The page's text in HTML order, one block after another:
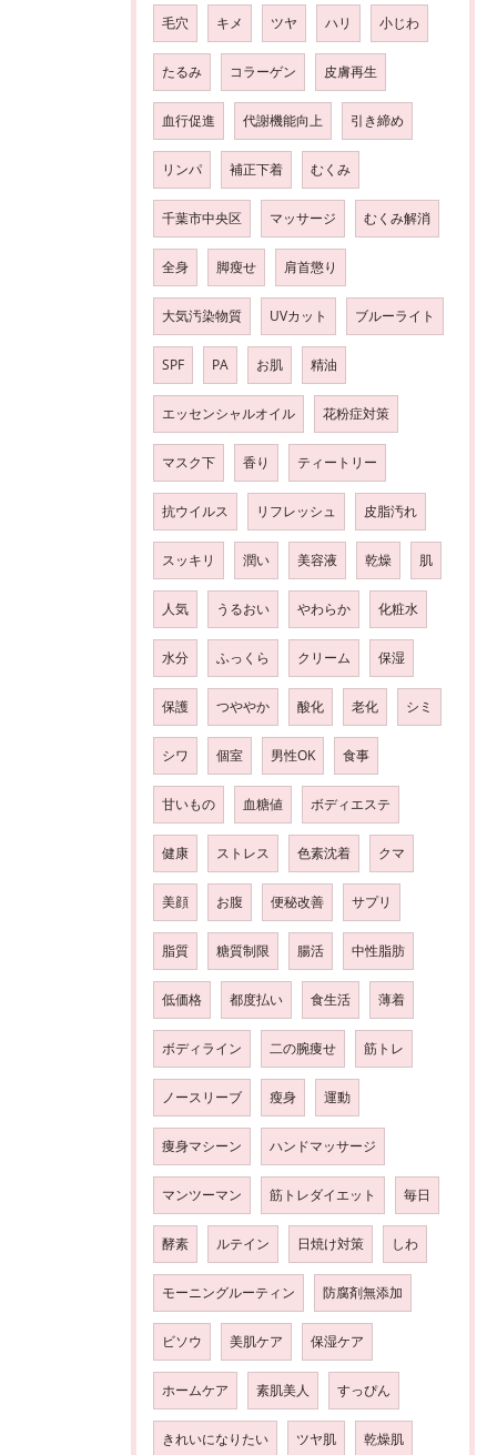
毛穴 キメ ツヤ ハリ 小じわ
たるみ コラーゲン 皮膚再生
血行促進 代謝機能向上 引き締め
リンパ 補正下着 むくみ
千葉市中央区 マッサージ むくみ解消
全身 脚瘦せ 肩首懲り
大気汚染物質 UVカット ブルーライト
SPF PA お肌 精油
エッセンシャルオイル 花粉症対策
マスク下 香り ティートリー
抗ウイルス リフレッシュ 皮脂汚れ
スッキリ 潤い 美容液 乾燥 肌
人気 うるおい やわらか 化粧水
水分 ふっくら クリーム 保湿
保護 つややか 酸化 老化 シミ
シワ 個室 男性OK 食事
甘いもの 血糖値 ボディエステ
健康 ストレス 色素沈着 クマ
美顔 お腹 便秘改善 サプリ
脂質 糖質制限 腸活 中性脂肪
低価格 都度払い 食生活 薄着
ボディライン 二の腕痩せ 筋トレ
ノースリーブ 瘦身 運動
痩身マシーン ハンドマッサージ
マンツーマン 筋トレダイエット 毎日
酵素 ルテイン 日焼け対策 しわ
モーニングルーティン 防腐剤無添加
ビソウ 美肌ケア 保湿ケア
ホームケア 素肌美人 すっぴん
きれいになりたい ツヤ肌 乾燥肌